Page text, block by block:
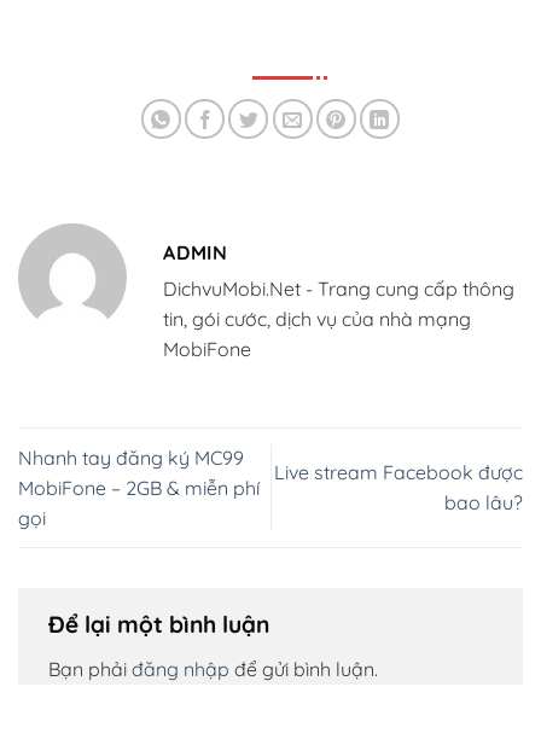
ADMIN
DichvuMobi.Net - Trang cung cấp thông
tin, gói cước, dịch vụ của nhà mạng
MobiFone
Nhanh tay đăng ký MC99
MobiFone – 2GB & miễn phí
gọi
Live stream Facebook được
bao lâu?
Để lại một bình luận
Bạn phải đăng nhập để gửi bình luận.